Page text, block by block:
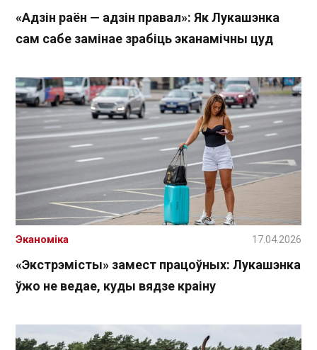
«Адзін раён — адзін правал»: Як Лукашэнка
сам сабе замінае зрабіць эканамічны цуд
«Экстрэмісты» замест працоўных: Лукашэнка
ўжо не ведае, куды вядзе краіну
Эканоміка 17.04.2026